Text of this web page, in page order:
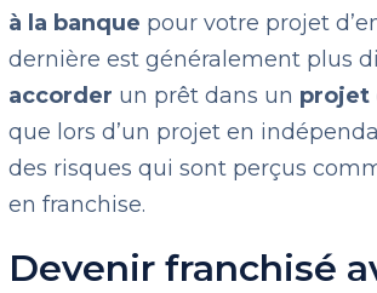
à la banque pour votre projet
dernière est généralement plus
accorder un prêt dans un projet
que lors d’un projet en
des risques qui sont perçus
en franchise.
Devenir franchisé